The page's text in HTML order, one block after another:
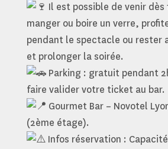
Il est possible de venir dès
manger ou boire un verre,
pendant le spectacle ou rester
et prolonger la soirée.
Parking : gratuit pendant
faire valider votre ticket au bar.
Gourmet Bar – Novotel
(2ème étage).
Infos réservation :